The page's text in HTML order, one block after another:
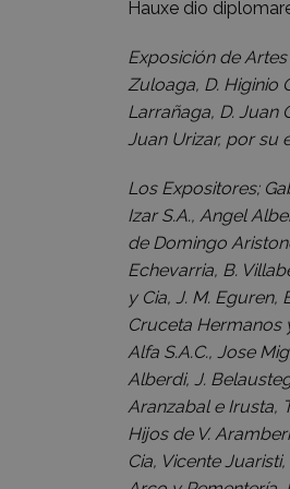
Hauxe dio
Exposición de
Zuloaga, D. Higinio
Larrañaga, D. Juan
Juan Urizar, por
Los Expositores;
Izar S.A., Angel
de Domingo
Echevarria, B.
y Cia, J. M.
Cruceta Hermanos
Alfa S.A.C., Jose
Alberdi, J.
Aranzabal e Irusta,
Hijos de V.
Cia, Vicente